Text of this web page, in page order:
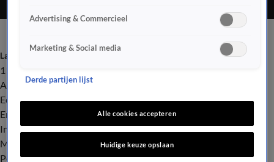
Laatste nieuws
112
Advies & Tips
Economie
Entertainment
Infrastructuur
Milieu en Gezondheid
Politiek
Advertising & Commercieel
Marketing & Social media
Derde partijen lijst
Alle cookies accepteren
Huidige keuze opslaan